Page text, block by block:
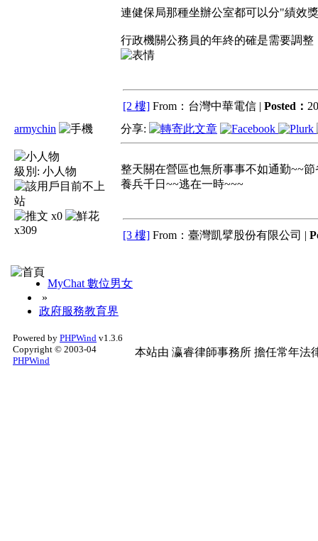
連健保局那種坐辦公室都可以分"績效
行政機關公務員的年終的確是需要調整
[2 樓] From：台灣中華電信 | Posted：
armychin
級別: 小人物
x0
x309
分享:
整天關在營區也無所事事不如通勤~~節
養兵千日~~逃在一時~~~
[3 樓] From：臺灣凱擘股份有限公司 |
MyChat 數位男女
»
政府服務教育界
Powered by PHPWind v1.3.6
Copyright © 2003-04
PHPWind
本站由 瀛睿律師事務所 擔任常年法